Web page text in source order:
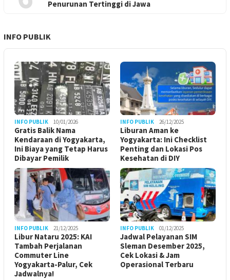
Penurunan Tertinggi di Jawa
INFO PUBLIK
INFO PUBLIK 10/01/2026
Gratis Balik Nama
Kendaraan di Yogyakarta,
Ini Biaya yang Tetap Harus
Dibayar Pemilik
INFO PUBLIK 26/12/2025
Liburan Aman ke
Yogyakarta: Ini Checklist
Penting dan Lokasi Pos
Kesehatan di DIY
INFO PUBLIK 21/12/2025
Libur Nataru 2025: KAI
Tambah Perjalanan
Commuter Line
Yogyakarta-Palur, Cek
Jadwalnya!
INFO PUBLIK 01/12/2025
Jadwal Pelayanan SIM
Sleman Desember 2025,
Cek Lokasi & Jam
Operasional Terbaru